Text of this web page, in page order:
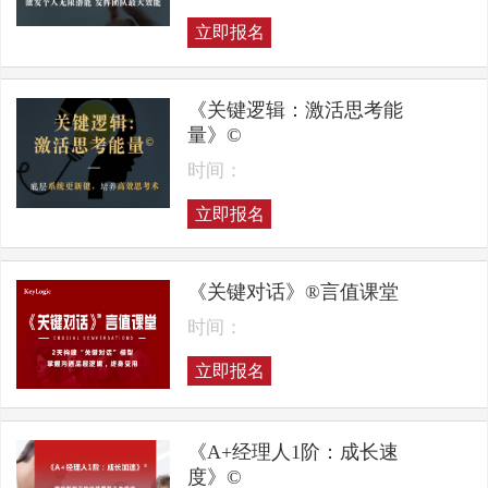
立即报名
《关键逻辑：激活思考能
量》©
时间：
立即报名
《关键对话》®言值课堂
时间：
立即报名
《A+经理人1阶：成长速
度》©